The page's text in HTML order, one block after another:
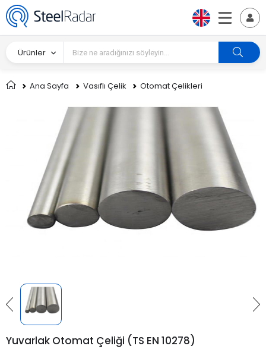
Ürünler
Ana Sayfa Vasıflı Çelik Otomat Çelikleri
Yuvarlak Otomat Çeliği (TS EN 10278)